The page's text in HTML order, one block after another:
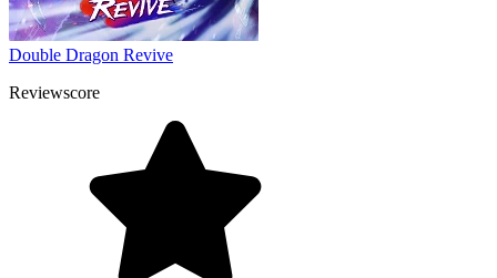
Double Dragon Revive
Reviewscore